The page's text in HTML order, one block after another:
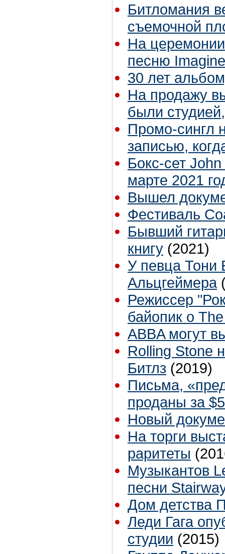
Битломания
съемочной
На
песню Imagine
30 лет
На продажу
были
Промо-сингл
записью,
Бокс-сет
марте 2021
Вышел
Фестиваль
Бывший
книгу (2021)
У певца Тони
Альцгеймера
Режиссер
байопик о
ABBA могут
Rolling Stone
Битлз (2019)
Письма,
проданы за
Новый
На торги
раритеты
Музыкантов
песни
Дом детства
Леди Гага
студии (2015)